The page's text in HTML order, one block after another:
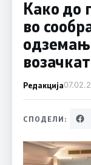
Како до
во
Редакција
СПОДЕЛИ: